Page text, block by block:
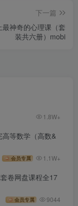
下一篇
最神奇的心理课（套
装共六册）mobi
1.8W+
等数学（高数&
会员专属 1.1W+
卷网盘课程全17
会员专属 9044